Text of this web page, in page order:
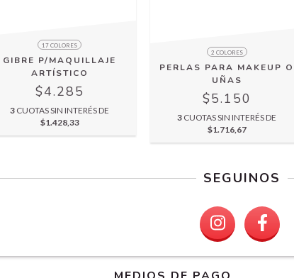
17 COLORES
GIBRE P/MAQUILLAJE
ARTÍSTICO
$4.285
3 CUOTAS SIN INTERÉS DE
$1.428,33
2 COLORES
PERLAS PARA MAKEUP O
UÑAS
$5.150
3 CUOTAS SIN INTERÉS DE
$1.716,67
SEGUINOS